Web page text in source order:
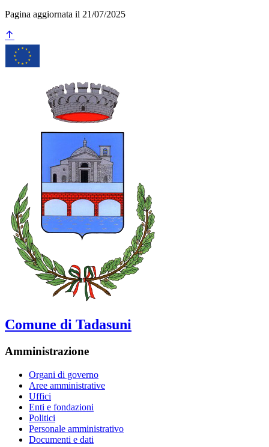
Pagina aggiornata il 21/07/2025
Comune di Tadasuni
Amministrazione
Organi di governo
Aree amministrative
Uffici
Enti e fondazioni
Politici
Personale amministrativo
Documenti e dati